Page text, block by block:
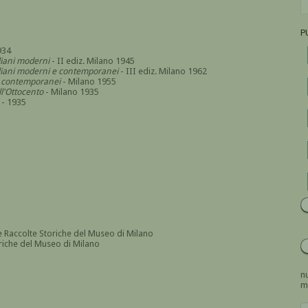
moderni- II ediz. Milano 1945
moderni e contemporanei- III ediz. Milano 1962
- Milano 1955
- Milano 1935
- 1935
Raccolte Storiche del Museo di Milano
del Museo di Milano